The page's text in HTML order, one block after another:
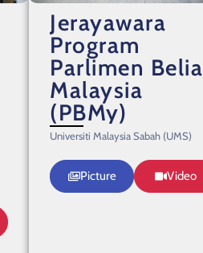
Jerayawara
Program
Parlimen Belia
Malaysia
(PBMy)
Universiti Malaysia Sabah (UMS)
Picture Video